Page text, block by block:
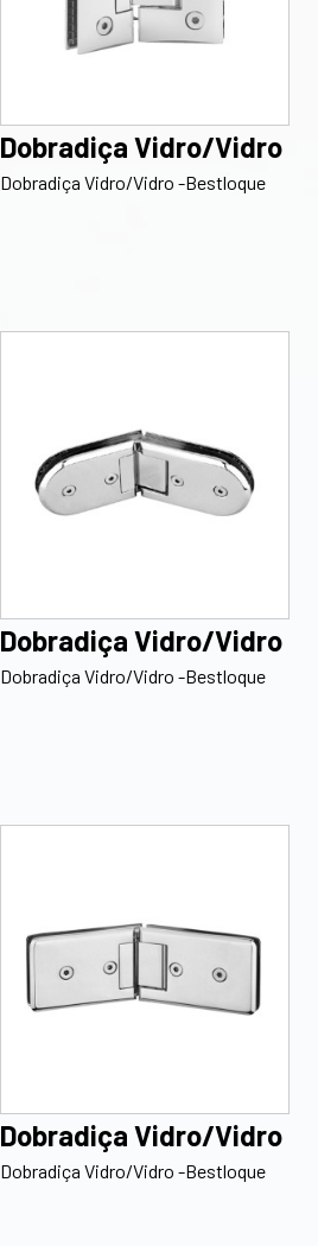
Dobradiça Vidro/Vidro
Dobradiça Vidro/Vidro -Bestloque
Dobradiça Vidro/Vidro
Dobradiça Vidro/Vidro -Bestloque
Dobradiça Vidro/Vidro
Dobradiça Vidro/Vidro -Bestloque